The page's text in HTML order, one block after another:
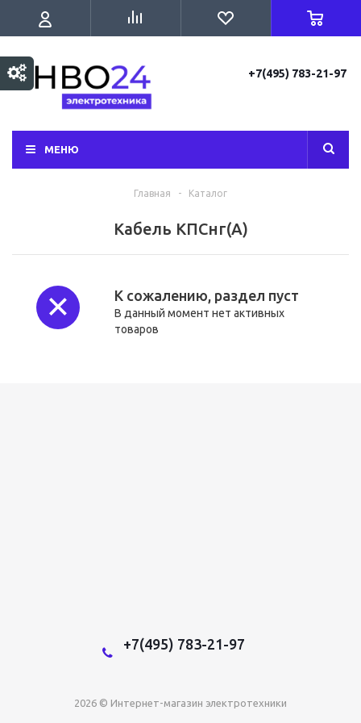
+7(495) 783-21-97
МЕНЮ
Главная - Каталог
Кабель КПСнг(А)
К сожалению, раздел пуст
В данный момент нет активных
товаров
+7(495) 783-21-97
2026 © Интернет-магазин электротехники